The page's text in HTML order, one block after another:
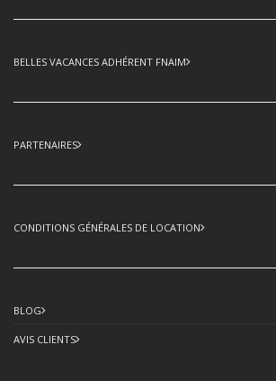
BELLES VACANCES ADHÉRENT FNAIM
PARTENAIRES
CONDITIONS GÉNÉRALES DE LOCATION
BLOG
AVIS CLIENTS